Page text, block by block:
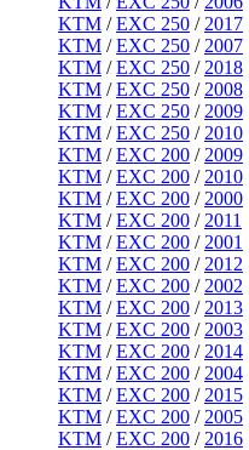
KTM /EXC 250 / 2017
KTM /EXC 250 / 2007
KTM /EXC 250 / 2018
KTM /EXC 250 / 2008
KTM /EXC 250 / 2009
KTM /EXC 250 / 2010
KTM /EXC 200 / 2009
KTM /EXC 200 / 2010
KTM /EXC 200 / 2000
KTM /EXC 200 / 2011
KTM /EXC 200 / 2001
KTM /EXC 200 / 2012
KTM /EXC 200 / 2002
KTM /EXC 200 / 2013
KTM /EXC 200 / 2003
KTM /EXC 200 / 2014
KTM /EXC 200 / 2004
KTM /EXC 200 / 2015
KTM /EXC 200 / 2005
KTM /EXC 200 / 2016